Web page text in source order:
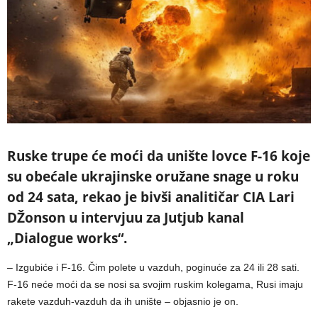
Ruske trupe će moći da unište lovce F-16 koje
su obećale ukrajinske oružane snage u roku
od 24 sata, rekao je bivši analitičar CIA Lari
DŽonson u intervjuu za Jutjub kanal
„Dialogue works“.
– Izgubiće i F-16. Čim polete u vazduh, poginuće za 24 ili 28 sati.
F-16 neće moći da se nosi sa svojim ruskim kolegama, Rusi imaju
rakete vazduh-vazduh da ih unište – objasnio je on.